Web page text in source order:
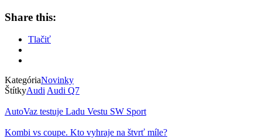
Share this:
Tlačiť
KategóriaNovinky
ŠtítkyAudi Audi Q7
AutoVaz testuje Ladu Vestu SW Sport
Kombi vs coupe. Kto vyhraje na štvrť míle?